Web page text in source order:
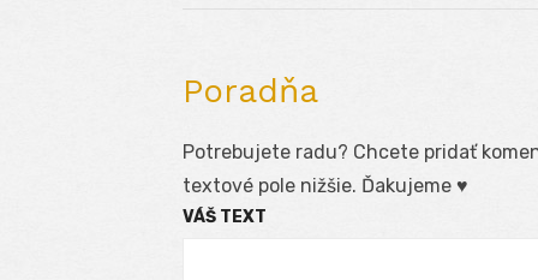
Poradňa
Potrebujete radu? Chcete pridať
textové pole nižšie. Ďakujeme ♥
VÁŠ TEXT